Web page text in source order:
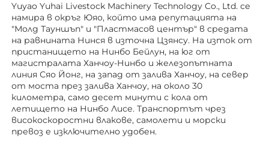
Yuyao Yuhai Livestock Machinery Technology Co., Ltd. се
намира в окръг Юяо, който има репутацията на
"Молд Тауншъп" и "Пластмасов център" в средата
на равнината Нинся в източна Цзянсу. На изток от
пристанището на Нинбо Бейлун, на юг от
магистралата Ханчоу-Нинбо и железопътната
линия Сяо Йонг, на запад от залива Ханчоу, на север
от моста през залива Ханчоу, на около 30
километра, само десет минути с кола от
летището на Нинбо Лисе. Транспортът чрез
високоскоростни влакове, самолети и морски
превоз е изключително удобен.